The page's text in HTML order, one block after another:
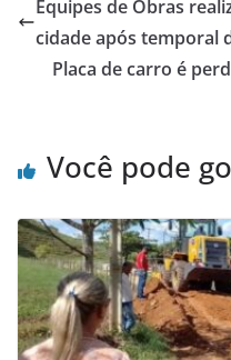
b
o
A
p
Equipes de Obras
cidade após temporal
Placa de carro é
Você pode